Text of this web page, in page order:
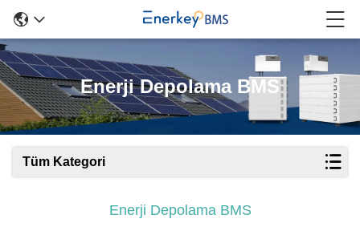
Enerji Depolama BMS
Tüm Kategori
Enerji Depolama BMS